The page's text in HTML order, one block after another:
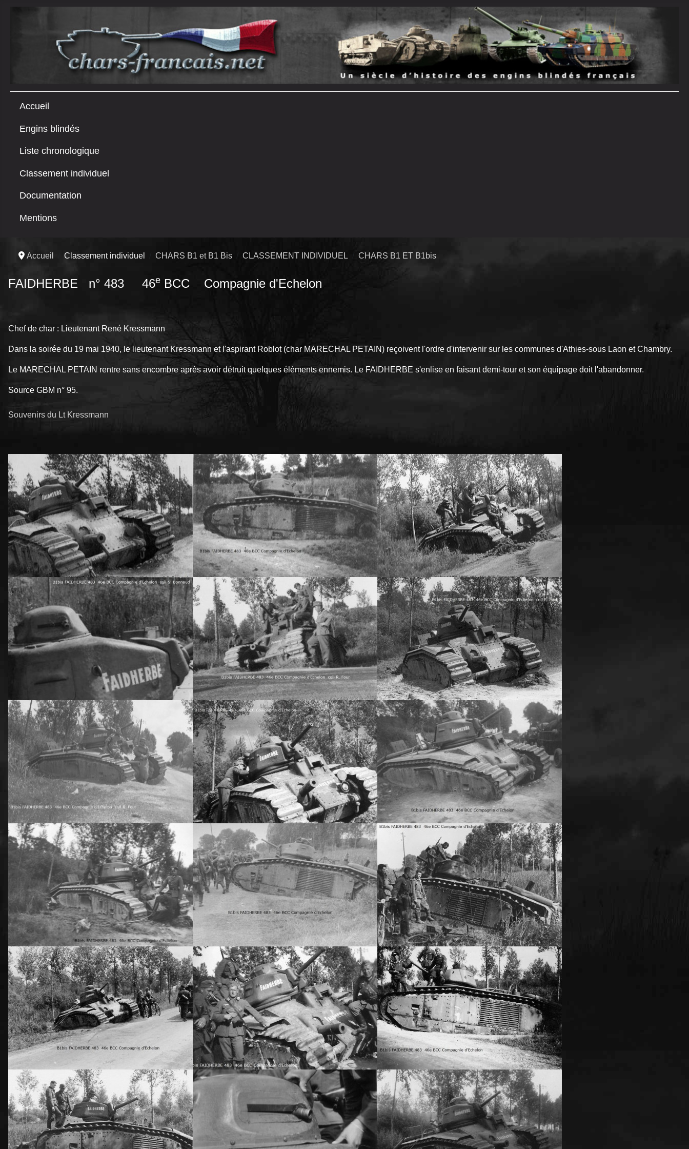
Accueil
Engins blindés
Liste chronologique
Classement individuel
Documentation
Mentions
Accueil Classement individuel CHARS B1 et B1 Bis CLASSEMENT INDIVIDUEL CHARS B1 ET B1bis
FAIDHERBE n° 483 46e BCC Compagnie d'Echelon
Chef de char : Lieutenant René Kressmann
Dans la soirée du 19 mai 1940, le lieutenant Kressmann et l'aspirant Roblot (char MARECHAL PETAIN) reçoivent l'ordre d'intervenir sur les communes d'Athies-sous Laon et Chambry.
Le MARECHAL PETAIN rentre sans encombre après avoir détruit quelques éléments ennemis. Le FAIDHERBE s'enlise en faisant demi-tour et son équipage doit l'abandonner.
Source GBM n° 95.
Souvenirs du Lt Kressmann